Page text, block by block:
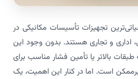
تجهیزات تأسیسات مکانیکی در
اداری و تجاری هستند. بدون وجود این
طبقات بالاتر یا تأمین فشار مناسب برای
است. اما در کنار این اهمیت، یک